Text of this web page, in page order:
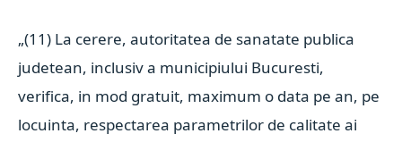
„(11) La cerere, autoritatea de sanatate publica
judetean, inclusiv a municipiului Bucuresti,
verifica, in mod gratuit, maximum o data pe an, pe
locuinta, respectarea parametrilor de calitate ai